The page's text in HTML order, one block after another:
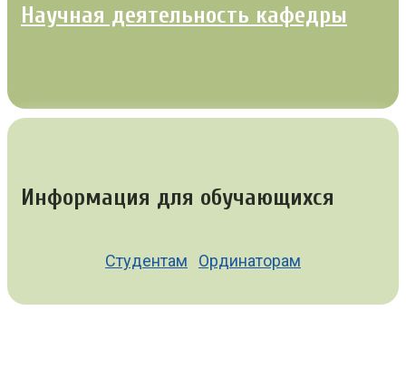
Научная деятельность кафедры
Информация для обучающихся
Студентам Ординаторам